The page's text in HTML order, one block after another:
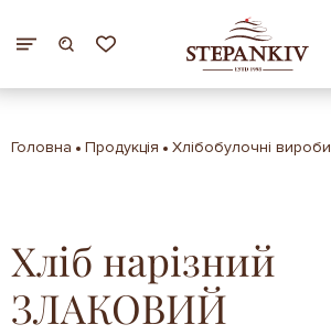
Головна Продукція Хлібобулочні вироби
Хліб нарізний
ЗЛАКОВИЙ